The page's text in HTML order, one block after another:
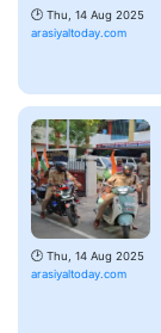
🕑 Thu, 14 Aug 2025
arasiyaltoday.com
🕑 Thu, 14 Aug 2025
arasiyaltoday.com